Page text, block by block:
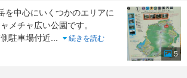
を中心にいくつかのエリアに
メチャ広い公園です。
駐車場付近
続きを読む
5